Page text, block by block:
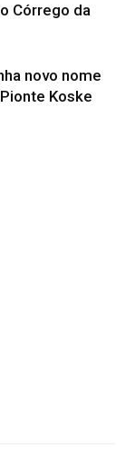
Córrego da
novo nome
Koske